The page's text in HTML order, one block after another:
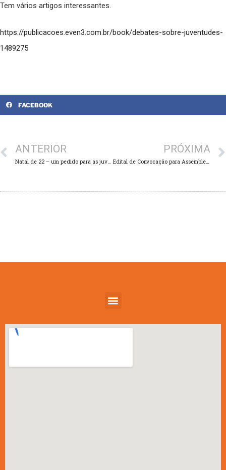
Tem vários artigos interessantes.
https://publicacoes.even3.com.br/book/debates-sobre-juventudes-
1489275
FACEBOOK
ANTERIOR
Natal de 22 – um pedido para as juventudes
PRÓXIMA
Edital de Convocação para Assembleia do Cajueiro